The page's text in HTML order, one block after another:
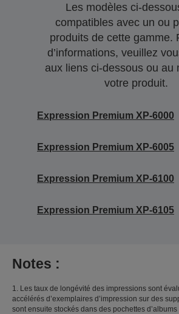
Les modèles ci-
compatibles avec un ou
produits de cette gamme.
d’informations, veuillez
aux liens ci-dessous ou au
votre produit.
Expression Premium XP-6000
Expression Premium XP-6005
Expression Premium XP-6100
Expression Premium XP-6105
Notes :
1. Les taux de longévité des impressions sont
accélérés d’exemplaires d’impression sur des
sont ensuite stockés dans des pochettes